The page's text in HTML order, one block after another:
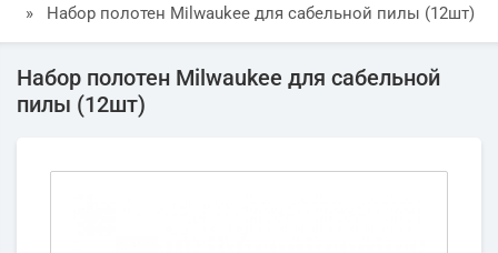
»
Набор полотен Milwaukee для сабельной пилы (12шт)
Набор полотен Milwaukee для сабельной
пилы (12шт)